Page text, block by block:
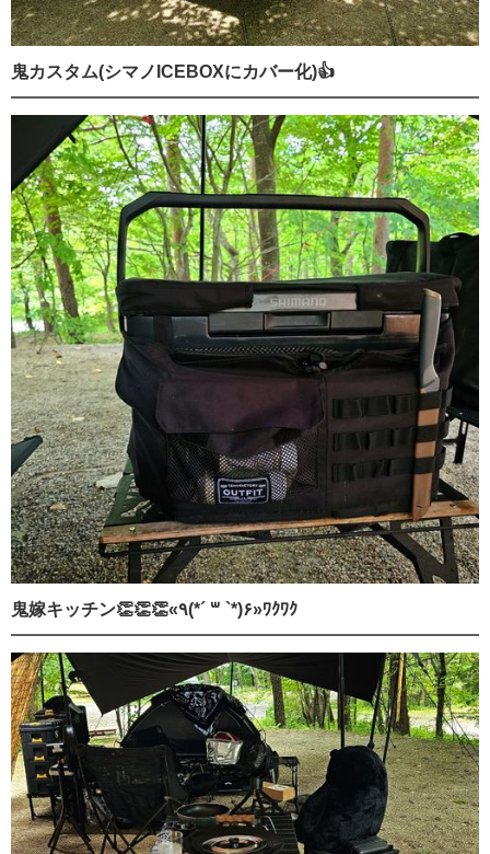
鬼カスタム(シマノICEBOXにカバー化)👍
鬼嫁キッチン👏👏👏«٩(*´ ꒳ `*)۶»ﾜｸﾜｸ